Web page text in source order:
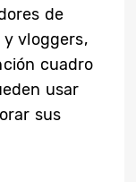
de
vloggers,
cuadro
usar
sus